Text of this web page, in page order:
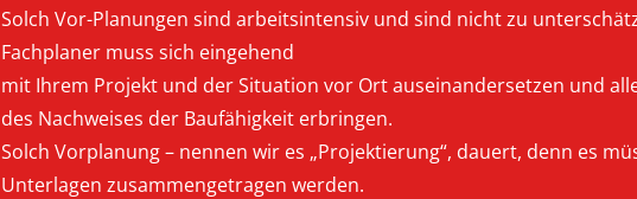
Solch Vor-Planungen sind arbeitsintensiv und sind nicht zu
Fachplaner muss sich eingehend
mit Ihrem Projekt und der Situation vor Ort auseinandersetzen und
des Nachweises der Baufähigkeit erbringen.
Solch Vorplanung – nennen wir es „Projektierung“, dauert, denn es
Unterlagen zusammengetragen werden.